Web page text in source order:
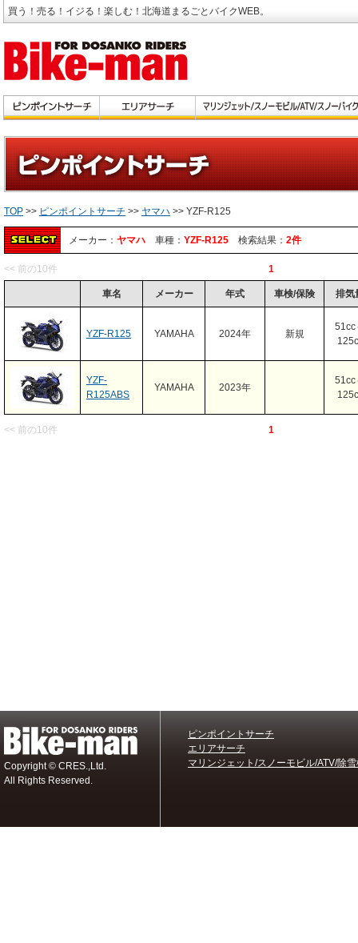
買う！売る！イジる！楽しむ！北海道まるごとバイクWEB。
TOP >> ピンポイントサーチ >> ヤマハ >> YZF-R125
メーカー： ヤマハ 車種： YZF-R125 検索結果： 2件
<< 前の10件 1
車名 メーカー 年式 車検/保険 排気
YZF-R125 YAMAHA 2024年 新規
51cc
YZF-
R125ABS
YAMAHA 2023年
51cc
<< 前の10件 1
Copyright © CRES.,Ltd.
All Rights Reserved.
ピンポイントサーチ
エリアサーチ
マリンジェット/スノーモビル/ATV/除